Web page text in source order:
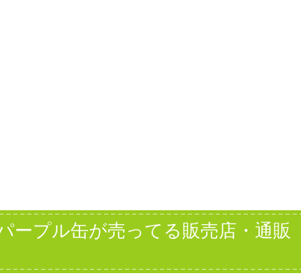
ープル缶が売ってる販売店・通販